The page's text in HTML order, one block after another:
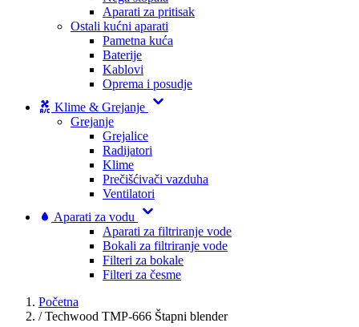
Aparati za pritisak
Ostali kućni aparati
Pametna kuća
Baterije
Kablovi
Oprema i posudje
Klime & Grejanje
Grejanje
Grejalice
Radijatori
Klime
Prečišćivači vazduha
Ventilatori
Aparati za vodu
Aparati za filtriranje vode
Bokali za filtriranje vode
Filteri za bokale
Filteri za česme
Početna
/ Techwood TMP-666 Štapni blender